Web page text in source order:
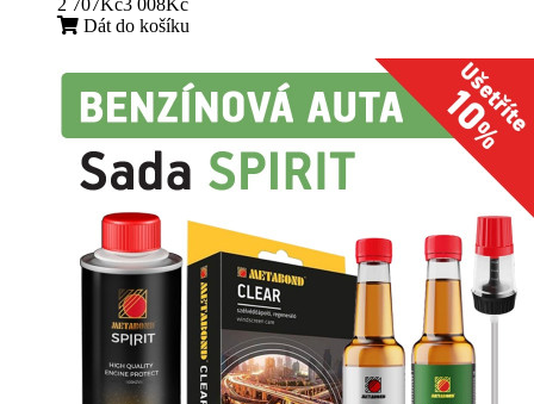
2 707Kč3 008Kč
Dát do košíku